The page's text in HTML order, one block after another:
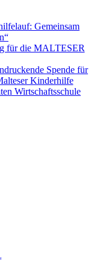
Gemeinsam
für die MALTESER
Spende für
Kinderhilfe
Wirtschaftsschule